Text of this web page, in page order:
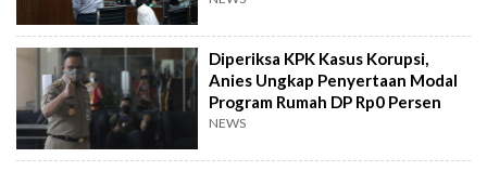
Diperiksa KPK Kasus Korupsi,
Anies Ungkap Penyertaan Modal
Program Rumah DP Rp0 Persen
NEWS